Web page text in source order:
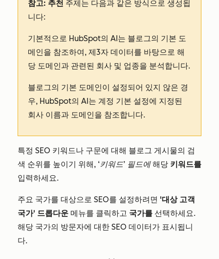
참고: 추천 주제는 다음과 같은 방식으로 생성됩
니다:
기본적으로 HubSpot의 AI는 블로그의 기본 도
메인을 참조하여, 제3자 데이터를 바탕으로 해
당 도메인과 관련된 회사 및 업종을 분석합니다.
블로그의 기본 도메인이 설정되어 있지 않은 경
우, HubSpot의 AI는 계정 기본 설정에 지정된
회사 이름과 도메인을 참조합니다.
특정 SEO 키워드나 구문에 대해 블로그 게시물의 검
색 순위를 높이기 위해, ‘키워드’ 필드에해당 키워드를
입력하세요.
주요 국가를 대상으로 SEO를 설정하려면 '대상 고객
국가' 드롭다운 메뉴를 클릭하고 국가를 선택하세요.
해당 국가의 방문자에 대한 SEO 데이터가 표시됩니
다.